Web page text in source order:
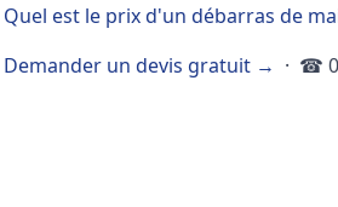
Quel est le prix d'un débarras de
Demander un devis gratuit → · ☎